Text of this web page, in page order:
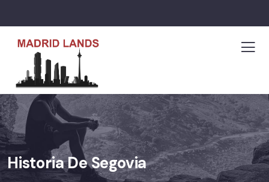
Historia De Segovia